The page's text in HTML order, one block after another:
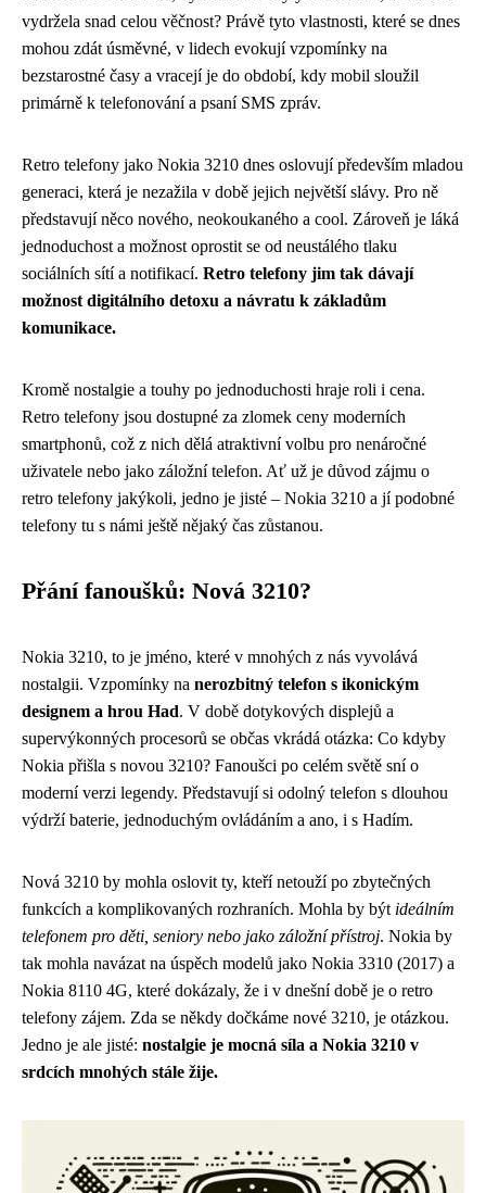
vydržela snad celou věčnost? Právě tyto vlastnosti, které se dnes
mohou zdát úsměvné, v lidech evokují vzpomínky na
bezstarostné časy a vracejí je do období, kdy mobil sloužil
primárně k telefonování a psaní SMS zpráv.
Retro telefony jako Nokia 3210 dnes oslovují především mladou
generaci, která je nezažila v době jejich největší slávy. Pro ně
představují něco nového, neokoukaného a cool. Zároveň je láká
jednoduchost a možnost oprostit se od neustálého tlaku
sociálních sítí a notifikací. Retro telefony jim tak dávají
možnost digitálního detoxu a návratu k základům
komunikace.
Kromě nostalgie a touhy po jednoduchosti hraje roli i cena.
Retro telefony jsou dostupné za zlomek ceny moderních
smartphonů, což z nich dělá atraktivní volbu pro nenáročné
uživatele nebo jako záložní telefon. Ať už je důvod zájmu o
retro telefony jakýkoli, jedno je jisté – Nokia 3210 a jí podobné
telefony tu s námi ještě nějaký čas zůstanou.
Přání fanoušků: Nová 3210?
Nokia 3210, to je jméno, které v mnohých z nás vyvolává
nostalgii. Vzpomínky na nerozbitný telefon s ikonickým
designem a hrou Had. V době dotykových displejů a
supervýkonných procesorů se občas vkrádá otázka: Co kdyby
Nokia přišla s novou 3210? Fanoušci po celém světě sní o
moderní verzi legendy. Představují si odolný telefon s dlouhou
výdrží baterie, jednoduchým ovládáním a ano, i s Hadím.
Nová 3210 by mohla oslovit ty, kteří netouží po zbytečných
funkcích a komplikovaných rozhraních. Mohla by být ideálním
telefonem pro děti, seniory nebo jako záložní přístroj. Nokia by
tak mohla navázat na úspěch modelů jako Nokia 3310 (2017) a
Nokia 8110 4G, které dokázaly, že i v dnešní době je o retro
telefony zájem. Zda se někdy dočkáme nové 3210, je otázkou.
Jedno je ale jisté: nostalgie je mocná síla a Nokia 3210 v
srdcích mnohých stále žije.